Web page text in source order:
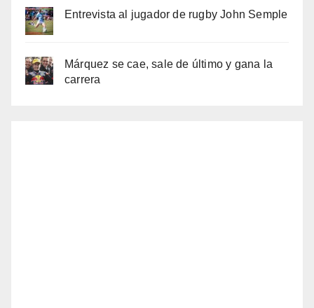
Entrevista al jugador de rugby John Semple
Márquez se cae, sale de último y gana la
carrera